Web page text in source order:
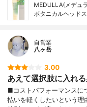
MEDULLA(メデュ
ボタニカルヘッド
自営業
八ヶ岳
3.00
あえて選択肢に入れ
■コストパフォーマンスに
払いを軽くしたいという理